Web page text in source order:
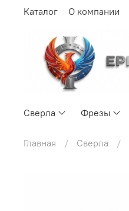
Каталог О компании
Сверла Фрезы
Главная Сверла